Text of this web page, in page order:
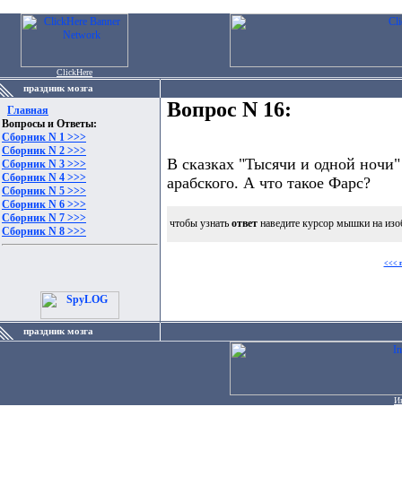
ClickHere
праздник мозга
Главная
Вопросы и Ответы:
Сборник N 1 >>>
Сборник N 2 >>>
Сборник N 3 >>>
Сборник N 4 >>>
Сборник N 5 >>>
Сборник N 6 >>>
Сборник N 7 >>>
Сборник N 8 >>>
Вопрос N 16:
В сказках "Тысячи и одной
арабского. А что такое Фарс?
чтобы узнать ответ наведите курсор мышки на
<<<
праздник мозга